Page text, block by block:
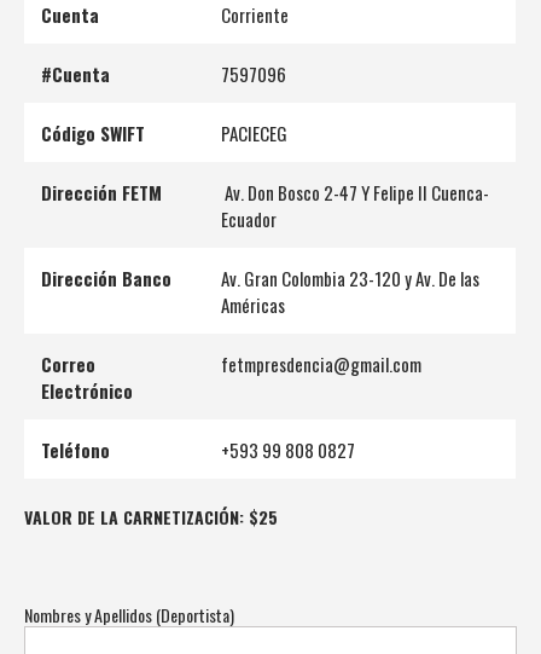
Cuenta Corriente
#Cuenta 7597096
Código SWIFT PACIECEG
Dirección FETM
Av. Don Bosco 2-47 Y Felipe II Cuenca-
Ecuador
Dirección Banco
Av. Gran Colombia 23-120 y Av. De las
Américas
Correo
Electrónico
fetmpresdencia@gmail.com
Teléfono +593 99 808 0827
VALOR DE LA CARNETIZACIÓN:$25
Nombres y Apellidos (Deportista)